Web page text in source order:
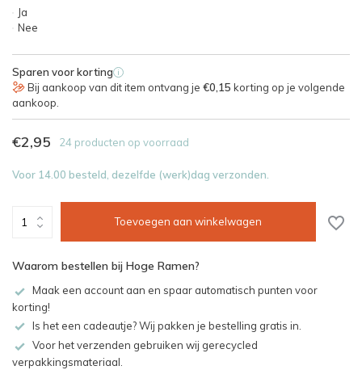
Ja
Nee
Sparen voor korting i
Bij aankoop van dit item ontvang je €0,15 korting op je volgende
aankoop.
€2,95 24 producten op voorraad
Voor 14.00 besteld, dezelfde (werk)dag verzonden.
Toevoegen aan winkelwagen
Waarom bestellen bij Hoge Ramen?
Maak een account aan en spaar automatisch punten voor
korting!
Is het een cadeautje? Wij pakken je bestelling gratis in.
Voor het verzenden gebruiken wij gerecycled
verpakkingsmateriaal.